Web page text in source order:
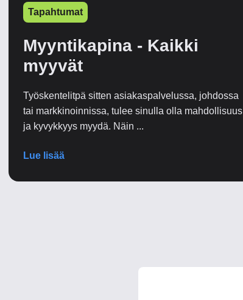
Tapahtumat
Myyntikapina - Kaikki
myyvät
Työskentelitpä sitten asiakaspalvelussa, johdossa
tai markkinoinnissa, tulee sinulla olla mahdollisuus
ja kyvykkyys myydä. Näin ...
Lue lisää